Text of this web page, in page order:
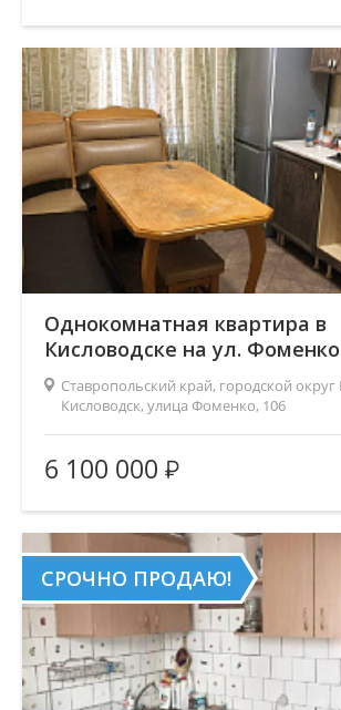
Этаж:
В ИЗБРАННОЕ
Однокомнатная квартира в
Кисловодске на ул.
Ставропольский край, городской округ
Кисловодск, улица Фоменко, 106
Площадь(общ. /жил. /кухня), м2:
Число комнат:
Этаж:
В ИЗБРАННОЕ
6 100 000
СРОЧНО ПРОДАЮ!